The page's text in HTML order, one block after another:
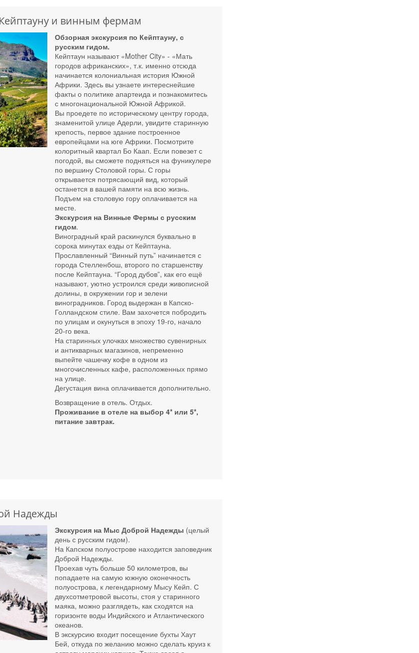
и винным фермам
Обзорная экскурсия по Кейптауну, с
русским гидом.
Кейптаун называют «Mother City» - «Мать
городов африканских», т.к. именно отсюда
начинается колониальная история Южной
Африки. Здесь вы узнаете интереснейшие
факты о политике апартеида и познакомитесь
с многонациональной Южной Африкой.
Вы проедете по историческому центру города,
знаменитой улице Адерли, увидите старинную
крепость, первое здание построенное
европейцами на юге Африки. Посмотрите
колоритный квартал Бо Каап. Если повезет с
погодой, вы сможете подняться на фуникулере
по вершину Столовой горы. С горы
открывается потрясающий вид, который
останется в вашей памяти на всю жизнь.
Подъем на столовую гору оплачивается на
месте.
Экскурсия на Винные Фермы с русским
гидом.
Виноградный край раскинулся буквально в
сорока минутах езды от Кейптауна.
Прославленный “Винный путь” начинается с
города Стелленбош, второго по старшенству
после Кейптауна. “Город дубов”, как его ещё
называют, уютно устроился среди живописной
долины, в окружении гор и зелени
виноградников. Город выдержан в Капско-
Голландском стиле. Вам захочется побродить
по улицам и окунуться в эпоху 19-го, начало
20-го века.
На старинных улочках множество сувенирных
и антикварных магазинов, непременно
выпейте чашечку кофе в одном из
многочисленных кафе, расположенных прямо
на улице.
Дегустация вина оплачивается дополнительно.
Возвращение в отель. Отдых.
Проживание в отеле на выбор 4* или 5*,
питание завтрак.
Надежды
Экскурсия на Мыс Доброй Надежды (целый
день с русским гидом).
На Капском полуострове находится заповедник
Доброй Надежды.
Проехав чуть больше 50 километров, вы
попадаете на самую южную оконечность
полуострова, к легендарному Мысу Кейп. С
двухсотметровой высоты, стоя у старинного
маяка, можно разглядеть, как сходятся на
горизонте воды Индийского и Атлантического
океанов.
В экскурсию входит посещение бухты Хаут
Бей, откуда по желанию можно сделать круиз к